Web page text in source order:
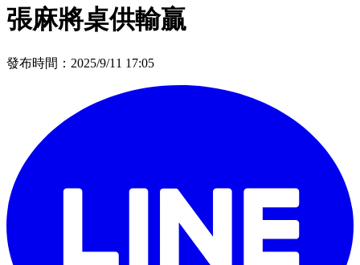
張麻將桌供輸贏
發布時間：2025/9/11 17:05